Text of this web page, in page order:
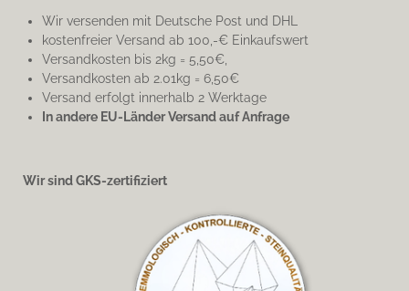
Wir versenden mit Deutsche Post und DHL
kostenfreier Versand ab 100,-€ Einkaufswert
Versandkosten bis 2kg = 5,50€,
Versandkosten ab 2.01kg = 6,50€
Versand erfolgt innerhalb 2 Werktage
In andere EU-Länder Versand auf Anfrage
Wir sind GKS-zertifiziert